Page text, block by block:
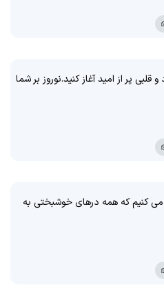
قلبی پر از امید آغاز کنید.نوروز بر شما
می کنیم که همه درهای خوشبختی به